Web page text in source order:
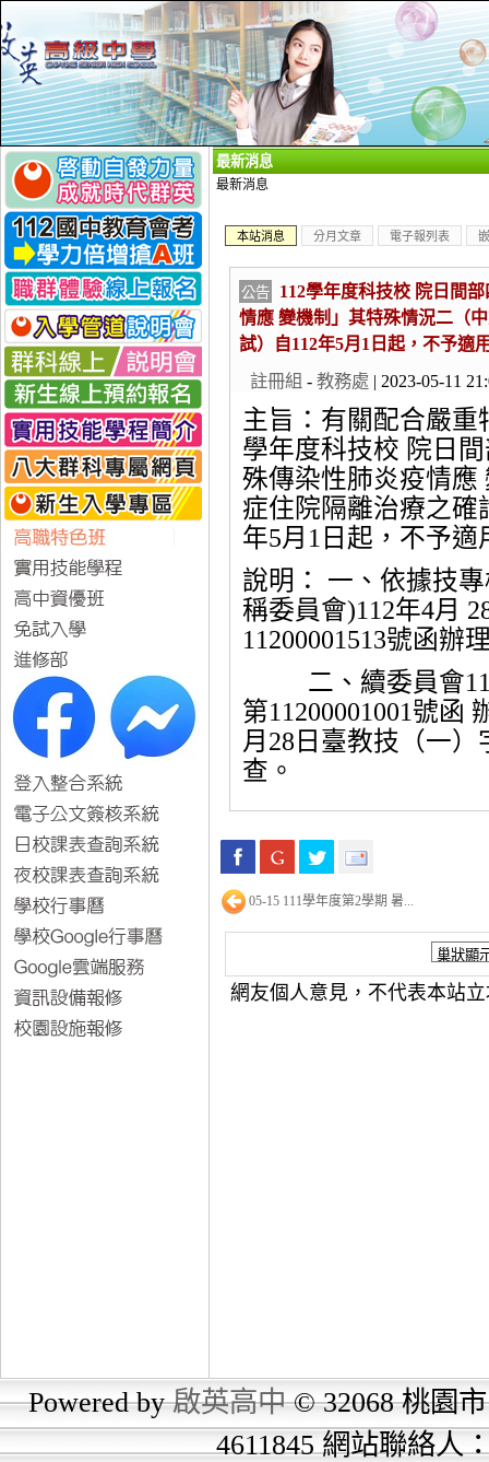
最新消息
最新消息
本站消息 分月文章 電子報列表
公告
112學年度科技校 院日間
情應 變機制」其特殊情況二（
試）自112年5月1日起，不予適
註冊組 - 教務處 | 2023-05-11
主旨：有關配合嚴重
學年度科技校 院日
殊傳染性肺炎疫情應
症住院隔離治療之確
年5月1日起，不予適
說明： 一、依據技
稱委員會)112年4月
11200001513號函辦
二、續委員會112
第11200001001號函
月28日臺教技（一）
查。
05-15 111學年度第2學期 暑...
網友個人意見，不代表本站
Powered by啟英高中© 32068 桃園市
4611845 網站聯絡人